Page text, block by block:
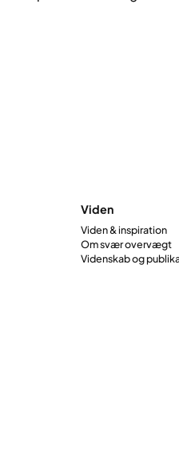
Viden
Viden & inspiration
Om svær overvægt
Videnskab og